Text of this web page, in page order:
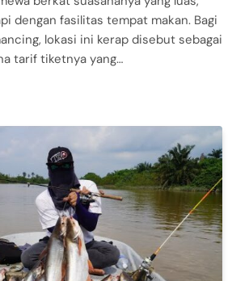
dengan fasilitas tempat makan. Bagi
lokasi ini kerap disebut sebagai
tarif tiketnya yang…